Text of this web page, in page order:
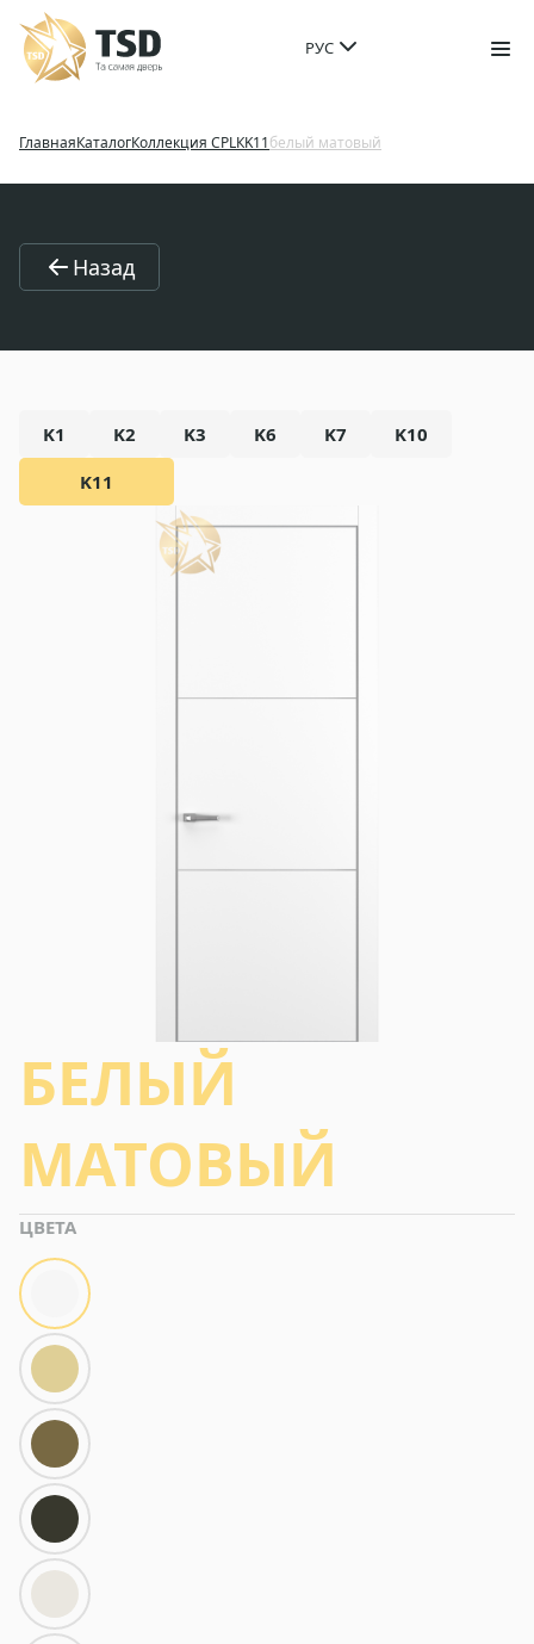
РУС
ГлавнаяКаталогКоллекция CPLКK11белый матовый
Назад
K1 K2 K3 K6 K7
K10
K11
БЕЛЫЙ
МАТОВЫЙ
ЦВЕТА